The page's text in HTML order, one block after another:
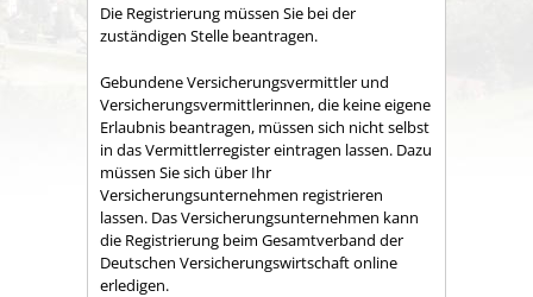
Die Registrierung müssen Sie bei der
zuständigen Stelle beantragen.
Gebundene Versicherungsvermittler und
Versicherungsvermittlerinnen, die keine eigene
Erlaubnis beantragen, müssen sich nicht selbst
in das Vermittlerregister eintragen lassen. Dazu
müssen Sie sich über Ihr
Versicherungsunternehmen registrieren
lassen. Das Versicherungsunternehmen kann
die Registrierung beim Gesamtverband der
Deutschen Versicherungswirtschaft online
erledigen.